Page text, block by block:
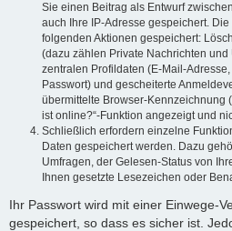
Sie einen Beitrag als Entwurf
auch Ihre IP-Adresse gespeichert.
folgenden Aktionen gespeichert:
(dazu zählen Private Nachrichten
zentralen Profildaten (E-Mail-
Passwort) und gescheiterte
übermittelte Browser-Kennzeichnung
ist online?“-Funktion angezeigt und
Schließlich erfordern einzelne
Daten gespeichert werden. Dazu
Umfragen, der Gelesen-Status von
Ihnen gesetzte Lesezeichen oder
Ihr Passwort wird mit einer Einwege-
gespeichert, so dass es sicher ist.